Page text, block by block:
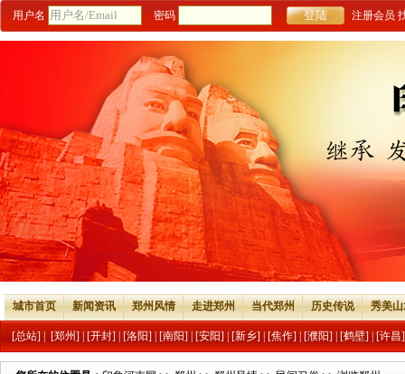
用户名 密码 注册会员
城市首页 新闻资讯 郑州风情 走进郑州 当代郑州 历史传说 秀美
[总站] [郑州] [开封] [洛阳] [南阳] [安阳] [新乡] [焦作] [濮阳] [鹤壁] [许昌]